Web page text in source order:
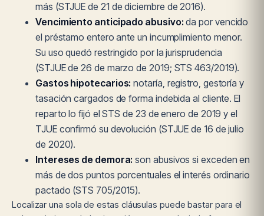
más (STJUE de 21 de diciembre de 2016).
Vencimiento anticipado abusivo: da por vencido
el préstamo entero ante un incumplimiento menor.
Su uso quedó restringido por la jurisprudencia
(STJUE de 26 de marzo de 2019; STS 463/2019).
Gastos hipotecarios: notaría, registro, gestoría y
tasación cargados de forma indebida al cliente. El
reparto lo fijó el STS de 23 de enero de 2019 y el
TJUE confirmó su devolución (STJUE de 16 de julio
de 2020).
Intereses de demora: son abusivos si exceden en
más de dos puntos porcentuales el interés ordinario
pactado (STS 705/2015).
Localizar una sola de estas cláusulas puede bastar para el